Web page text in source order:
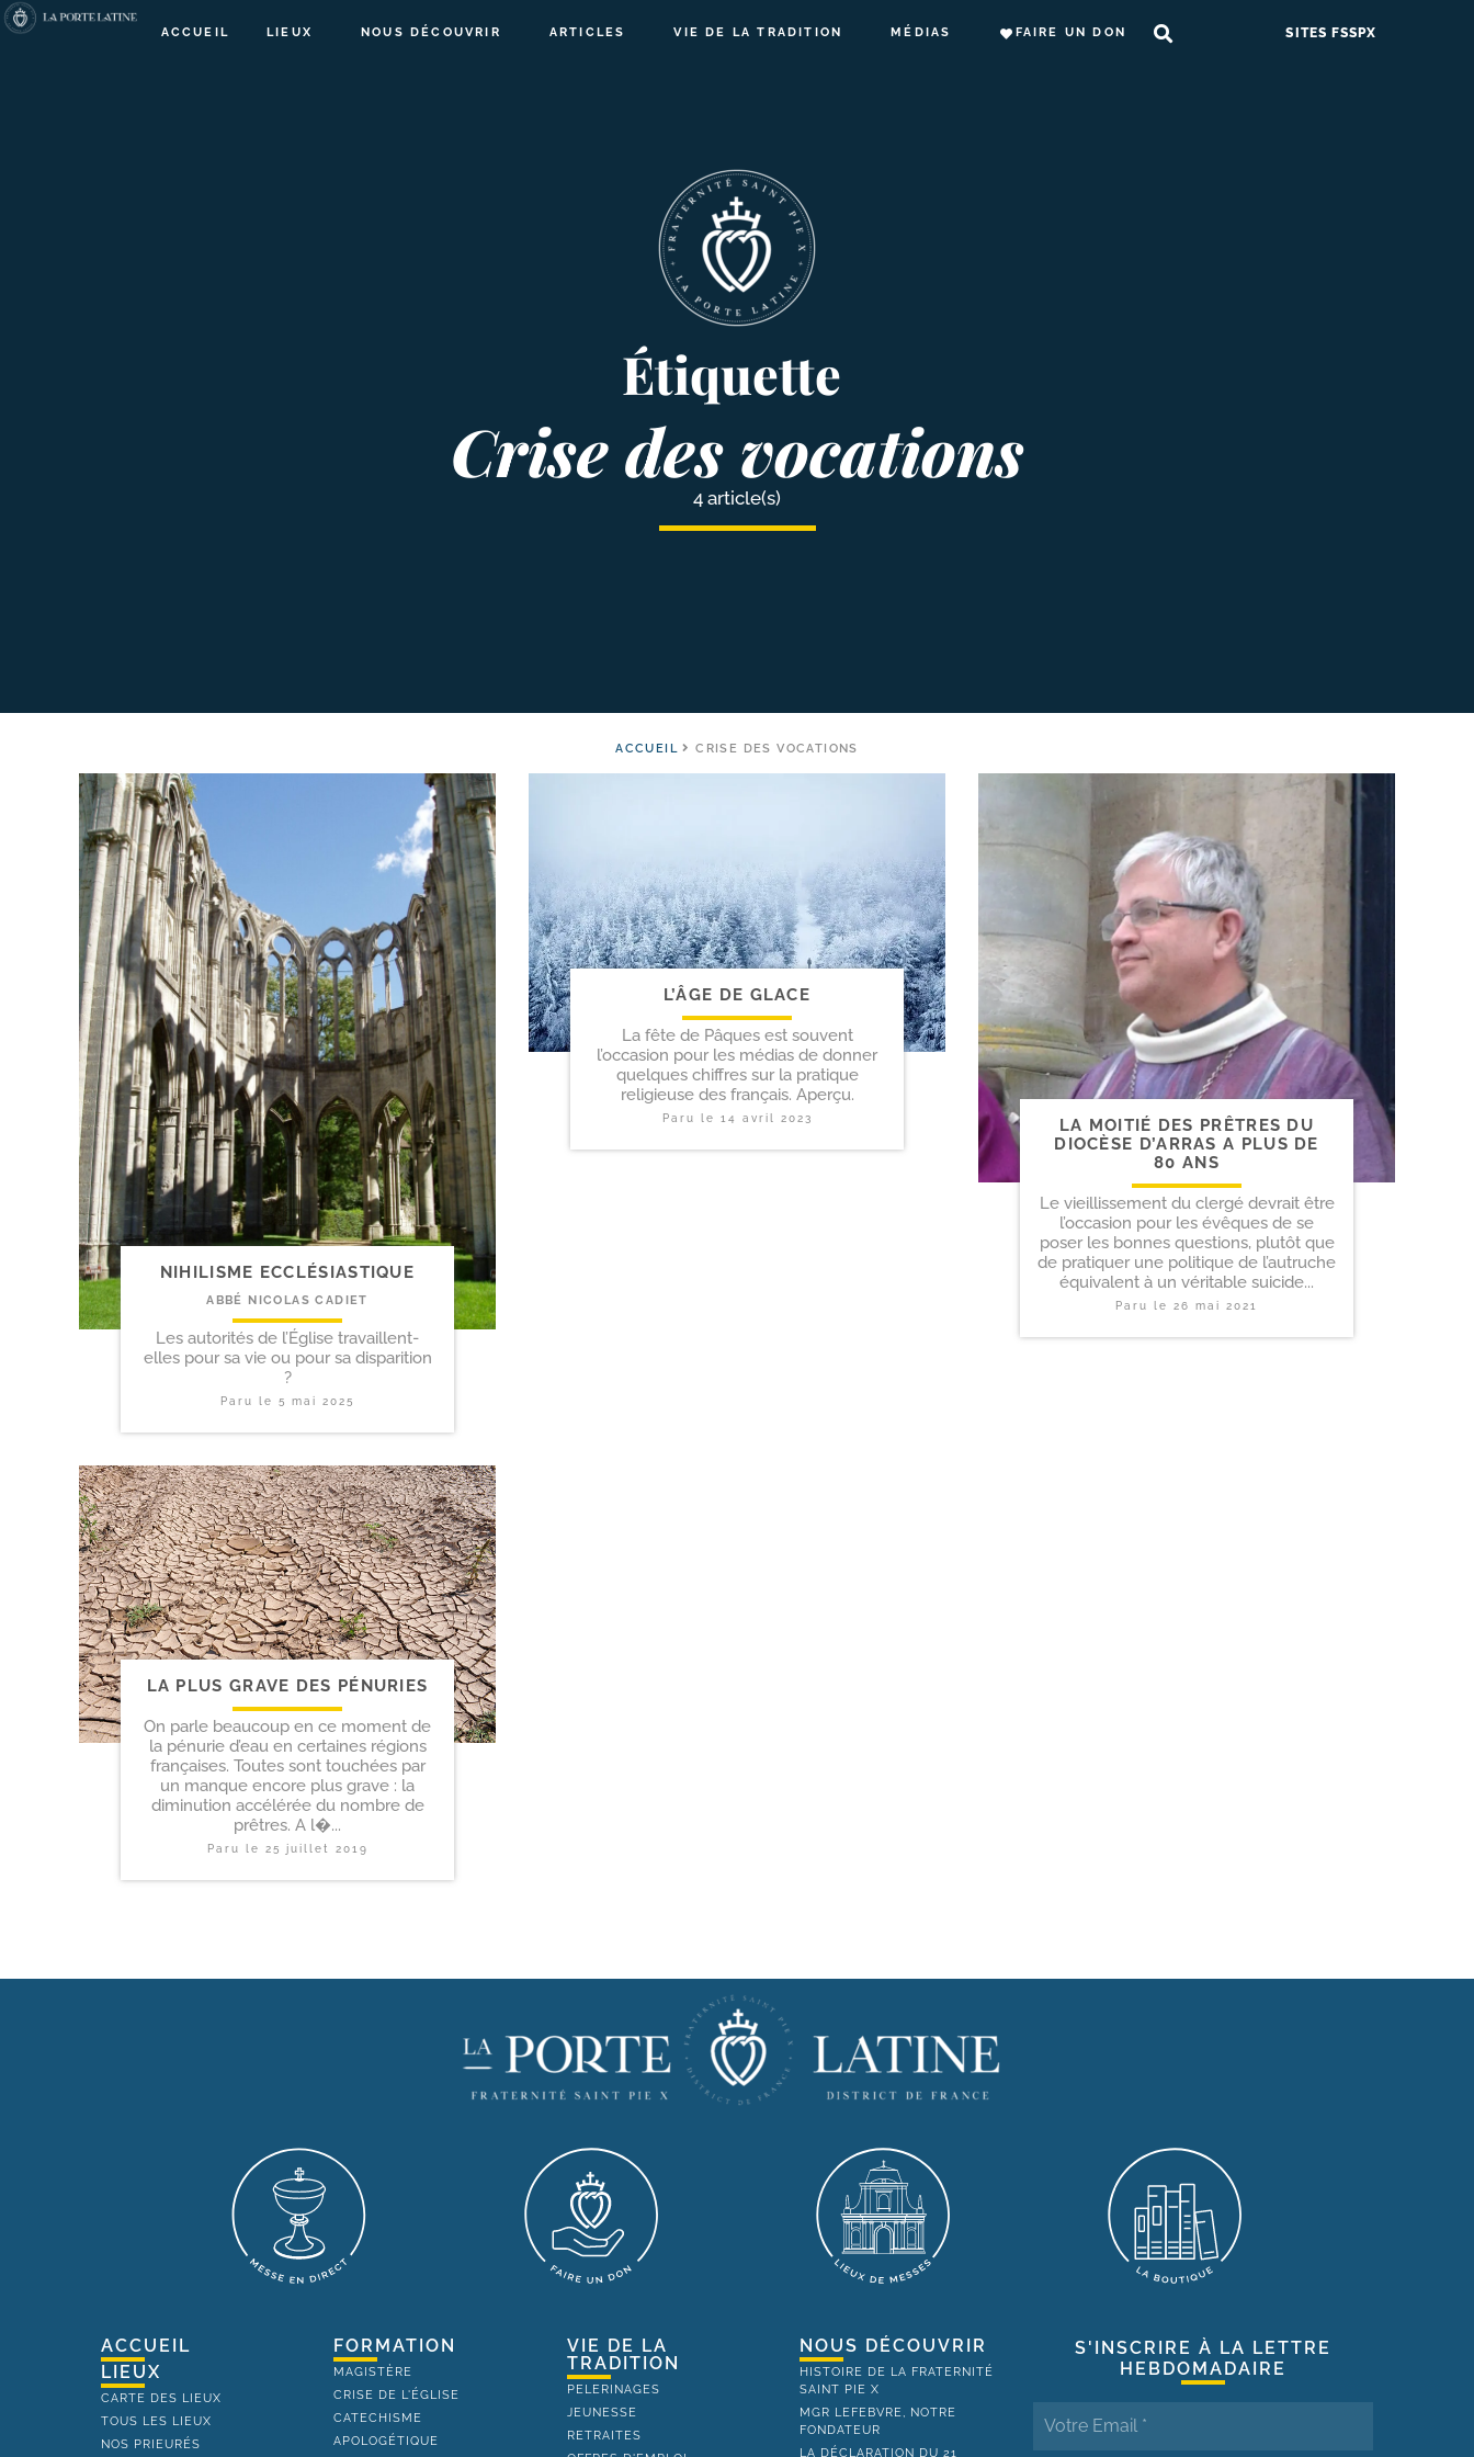
ACCUEIL LIEUX NOUS DÉCOUVRIR ARTICLES VIE DE LA TRADITION MÉDIAS FAIRE UN DON SITES FSSPX
Étiquette
Crise des vocations
4 article(s)
ACCUEIL CRISE DES VOCATIONS
NIHILISME ECCLÉSIASTIQUE
ABBÉ NICOLAS CADIET
Les autorités de l’Église travaillent-
elles pour sa vie ou pour sa disparition
?
Paru le 5 mai 2025
L’ÂGE DE GLACE
La fête de Pâques est souvent
l’occasion pour les médias de donner
quelques chiffres sur la pratique
religieuse des français. Aperçu.
Paru le 14 avril 2023
LA MOITIÉ DES PRÊTRES DU
DIOCÈSE D’ARRAS A PLUS DE
80 ANS
Le vieillissement du clergé devrait être
l’occasion pour les évêques de se
poser les bonnes questions, plutôt que
de pratiquer une politique de l’autruche
équivalent à un véritable suicide...
Paru le 26 mai 2021
LA PLUS GRAVE DES PÉNURIES
On parle beaucoup en ce moment de
la pénurie d’eau en certaines régions
françaises. Toutes sont touchées par
un manque encore plus grave : la
diminution accélérée du nombre de
prêtres. A l�...
Paru le 25 juillet 2019
ACCUEIL
LIEUX
CARTE DES LIEUX
TOUS LES LIEUX
NOS PRIEURÉS
FORMATION
MAGISTÈRE
CRISE DE L'ÉGLISE
CATECHISME
APOLOGÉTIQUE
VIE DE LA
TRADITION
PELERINAGES
JEUNESSE
RETRAITES
NOUS DÉCOUVRIR
HISTOIRE DE LA FRATERNITÉ
SAINT PIE X
MGR LEFEBVRE, NOTRE
FONDATEUR
LA DÉCLARATION DU 21
S'INSCRIRE À LA LETTRE
HEBDOMADAIRE